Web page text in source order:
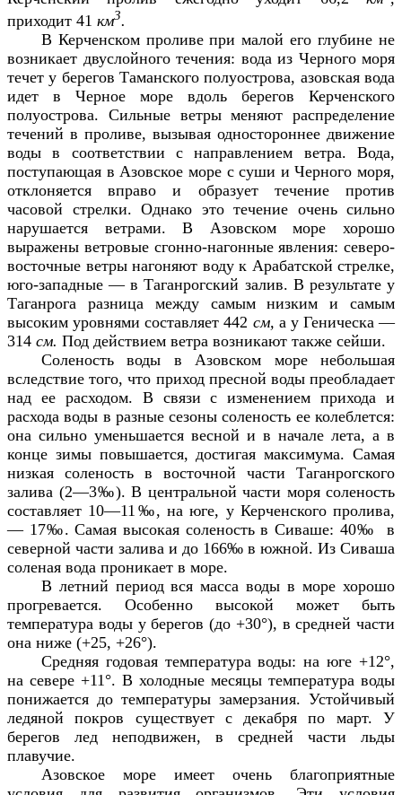
приходит 41 км3.
В Керченском проливе при малой его глубине не
возникает двуслойного течения: вода из Черного моря
течет у берегов Таманского полуострова, азовская вода
идет в Черное море вдоль берегов Керченского
полуострова. Сильные ветры меняют распределение
течений в проливе, вызывая одностороннее движение
воды в соответствии с направлением ветра. Вода,
поступающая в Азовское море с суши и Черного моря,
отклоняется вправо и образует течение против
часовой стрелки. Однако это течение очень сильно
нарушается ветрами. В Азовском море хорошо
выражены ветровые сгонно-нагонные явления: северо-
восточные ветры нагоняют воду к Арабатской стрелке,
юго-западные — в Таганрогский залив. В результате у
Таганрога разница между самым низким и самым
высоким уровнями составляет 442 см, а у Геническа —
314 см. Под действием ветра возникают также сейши.
Соленость воды в Азовском море небольшая
вследствие того, что приход пресной воды преобладает
над ее расходом. В связи с изменением прихода и
расхода воды в разные сезоны соленость ее колеблется:
она сильно уменьшается весной и в начале лета, а в
конце зимы повышается, достигая максимума. Самая
низкая соленость в восточной части Таганрогского
залива (2—3‰). В центральной части моря соленость
составляет 10—11‰, на юге, у Керченского пролива,
— 17‰. Самая высокая соленость в Сиваше: 40‰ в
северной части залива и до 166‰ в южной. Из Сиваша
соленая вода проникает в море.
В летний период вся масса воды в море хорошо
прогревается. Особенно высокой может быть
температура воды у берегов (до +30°), в средней части
она ниже (+25, +26°).
Средняя годовая температура воды: на юге +12°,
на севере +11°. В холодные месяцы температура воды
понижается до температуры замерзания. Устойчивый
ледяной покров существует с декабря по март. У
берегов лед неподвижен, в средней части льды
плавучие.
Азовское море имеет очень благоприятные